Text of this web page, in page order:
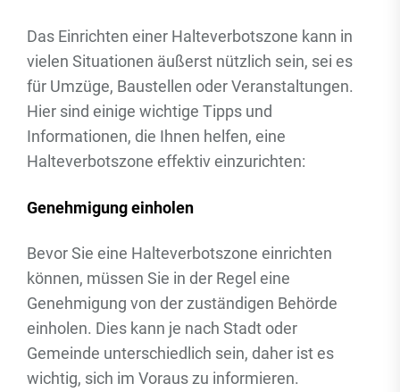
Das Einrichten einer Halteverbotszone kann in
vielen Situationen äußerst nützlich sein, sei es
für Umzüge, Baustellen oder Veranstaltungen.
Hier sind einige wichtige Tipps und
Informationen, die Ihnen helfen, eine
Halteverbotszone effektiv einzurichten:
Genehmigung einholen
Bevor Sie eine Halteverbotszone einrichten
können, müssen Sie in der Regel eine
Genehmigung von der zuständigen Behörde
einholen. Dies kann je nach Stadt oder
Gemeinde unterschiedlich sein, daher ist es
wichtig, sich im Voraus zu informieren.